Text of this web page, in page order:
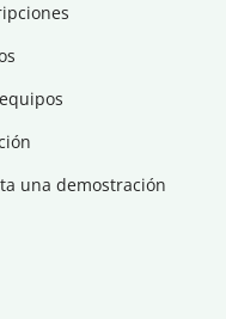
una demostración